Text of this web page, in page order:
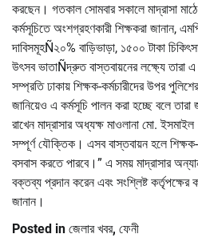
করছেন। গতকাল সোমবার সকালে মাদ্রাসা
কর্মসূচিতে অংশগ্রহণকারী শিক্ষকরা জানান,
দাবিসমূহÑ২০% বাড়িভাড়া, ১৫০০ টাকা
উৎসব ভাতাÑদ্রুত বাস্তবায়নের লক্ষ্যে তারা
সম্প্রতি ঢাকায় শিক্ষক-কর্মচারীদের উপর
জানিয়েও এ কর্মসূচি পালন করা হচ্ছে বলে
রাখেন মাদ্রাসার অধ্যক্ষ মাওলানা মো.
সম্পূর্ণ যৌক্তিক। এসব বাস্তবায়ন হলে শিক্ষক-
বসবাস করতে পারবে।” এ সময় মাদ্রাসার
বক্তব্য প্রদান করেন এবং সংশ্লিষ্ট কর্তৃপক্ষের
জানান।
Posted in জেলার খবর, ফেনী